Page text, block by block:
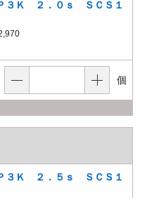
３Ｋ ２．０ｓ ＳＣＳ１
個
３Ｋ ２．５ｓ ＳＣＳ１